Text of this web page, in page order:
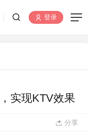
登录
实现KTV效果
分享